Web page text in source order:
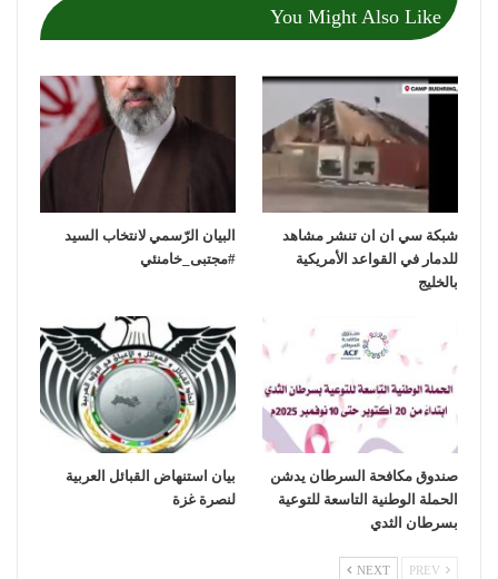
You Might Also Like
شبكة سي ان ان تنشر مشاهد
للدمار في القواعد الأمريكية
بالخليج
‏البيان الرّسمي لانتخاب السيد
صندوق مكافحة السرطان يدشن
الحملة الوطنية التاسعة للتوعية
بسرطان الثدي
بيان استنهاض القبائل العربية
لنصرة غزة
NEXT